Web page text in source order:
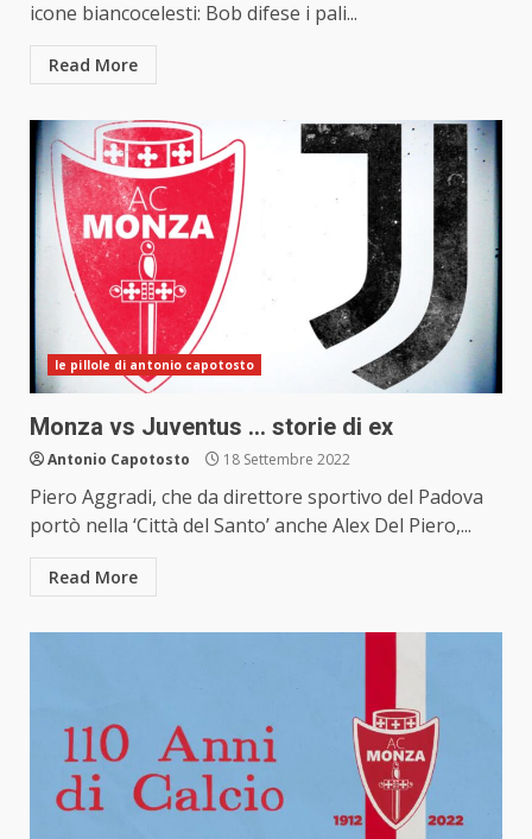
icone biancocelesti: Bob difese i pali...
Read More
le pillole di antonio capotosto
Monza vs Juventus … storie di ex
Antonio Capotosto 18 Settembre 2022
Piero Aggradi, che da direttore sportivo del Padova
portò nella ‘Città del Santo’ anche Alex Del Piero,...
Read More